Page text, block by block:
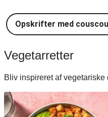
Opskrifter med
Vegetarretter
Bliv inspireret af vegetariske